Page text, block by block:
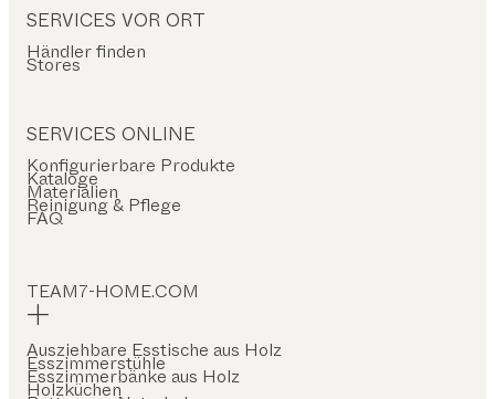
SERVICES VOR ORT
Händler finden
Stores
SERVICES ONLINE
Konfigurierbare Produkte
Kataloge
Materialien
Reinigung & Pflege
FAQ
TEAM7-HOME.COM
Ausziehbare Esstische aus Holz
Esszimmerstühle
Esszimmerbänke aus Holz
Holzküchen